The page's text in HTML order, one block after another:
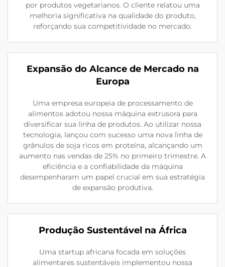
por produtos vegetarianos. O cliente relatou uma
melhoria significativa na qualidade do produto,
reforçando sua competitividade no mercado.
Expansão do Alcance de Mercado na
Europa
Uma empresa europeia de processamento de
alimentos adotou nossa máquina extrusora para
diversificar sua linha de produtos. Ao utilizar nossa
tecnologia, lançou com sucesso uma nova linha de
grânulos de soja ricos em proteína, alcançando um
aumento nas vendas de 25% no primeiro trimestre. A
eficiência e a confiabilidade da máquina
desempenharam um papel crucial em sua estratégia
de expansão produtiva.
Produção Sustentável na África
Uma startup africana focada em soluções
alimentares sustentáveis implementou nossa